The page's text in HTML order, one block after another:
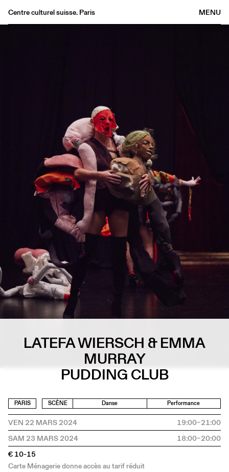
MENU
Centre culturel suisse. Paris
LATEFA WIERSCH & EMMA
MURRAY
PUDDING CLUB
PARIS SCÈNE Danse Performance
VEN 22 MARS 2024
19:00–21:00
SAM 23 MARS 2024
18:00–20:00
€ 10-15
Carte Ménagerie donne accès au tarif réduit